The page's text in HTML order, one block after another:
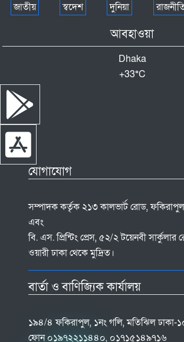
জাতীয়
স্বদেশ দুনিয়া
আবহাওয়া
Dhaka
+33°C
যোগাযোগ
সম্পাদক কর্তৃক ২১৩ কালভার্ট রোড, ফকিরাপুল
এবং
বি. এস. প্রিন্টিং প্রেস, ৫২/২ টয়েনবী
ওয়ারী ঢাকা থেকে মুদ্রিত।
বার্তা ও বাণিজ্যিক কার্যালয়
১৯৪/৪ ফকিরাপুল, ১নং গলি, মতিঝিল ঢাকা-
ফোন ০১৯৭২২১১৪৪০, ০১৭১৫১৪৯৭১৬